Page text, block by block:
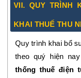
VII. QUY TRÌNH
KHAI THUẾ THU
Quy trình khai bổ
theo quý hiện
thống thuế điện